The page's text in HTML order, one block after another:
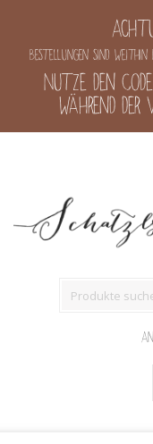
Bestellungen sind
Nutze den
während